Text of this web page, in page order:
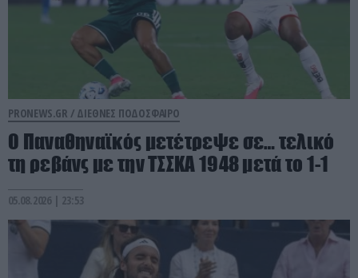
PRONEWS.GR / ΔΙΕΘΝΕΣ ΠΟΔΟΣΦΑΙΡΟ
Ο Παναθηναϊκός μετέτρεψε σε… τελικό
τη ρεβάνς με την ΤΣΣΚΑ 1948 μετά το 1-1
05.08.2026 | 23:53